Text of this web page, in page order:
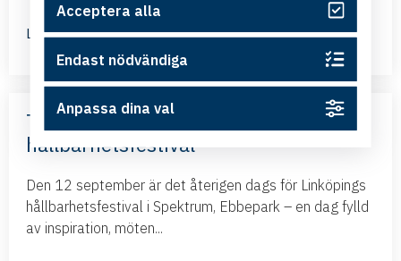
Läs mer
Terra Viva – Linköpings största
hållbarhetsfestival
Den 12 september är det återigen dags för Linköpings
hållbarhetsfestival i Spektrum, Ebbepark – en dag fylld
av inspiration, möten...
Acceptera alla
Endast nödvändiga
Anpassa dina val